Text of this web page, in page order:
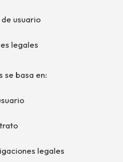
usuario
legales
se basa en:
legales